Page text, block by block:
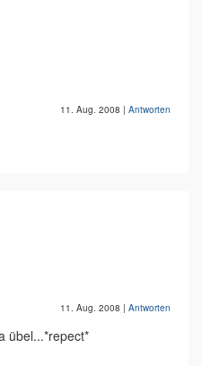
11. Aug. 2008 | Antworten
11. Aug. 2008 | Antworten
übel...*repect*